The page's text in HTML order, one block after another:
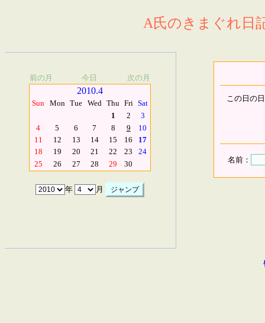
A氏のきまぐれ日
前の月 今日 次の月
2010.4
Sun Mon Tue Wed Thu Fri Sat
1
2
3
4
5 6 7 8 9
10
11
12 13 14 15 16
17
18
19 20 21 22 23
24
25
26 27 28 29 30
年 月
この日の
名前：